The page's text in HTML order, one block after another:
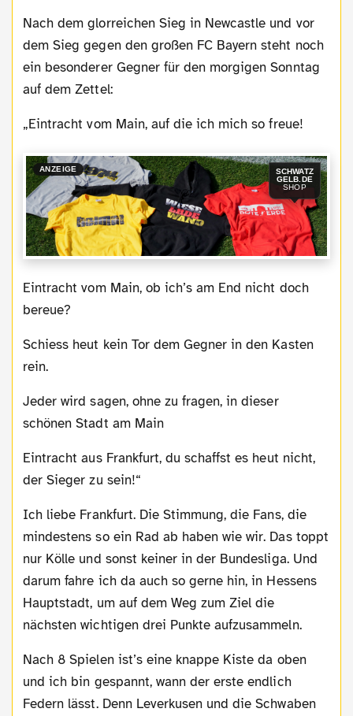
Nach dem glorreichen Sieg in Newcastle und vor
dem Sieg gegen den großen FC Bayern steht noch
ein besonderer Gegner für den morgigen Sonntag
auf dem Zettel:
„Eintracht vom Main, auf die ich mich so freue!
ANZEIGE
SCHWATZ
GELB.DE
SHOP
Eintracht vom Main, ob ich’s am End nicht doch
bereue?
Schiess heut kein Tor dem Gegner in den Kasten
rein.
Jeder wird sagen, ohne zu fragen, in dieser
schönen Stadt am Main
Eintracht aus Frankfurt, du schaffst es heut nicht,
der Sieger zu sein!“
Ich liebe Frankfurt. Die Stimmung, die Fans, die
mindestens so ein Rad ab haben wie wir. Das toppt
nur Kölle und sonst keiner in der Bundesliga. Und
darum fahre ich da auch so gerne hin, in Hessens
Hauptstadt, um auf dem Weg zum Ziel die
nächsten wichtigen drei Punkte aufzusammeln.
Nach 8 Spielen ist’s eine knappe Kiste da oben
und ich bin gespannt, wann der erste endlich
Federn lässt. Denn Leverkusen und die Schwaben